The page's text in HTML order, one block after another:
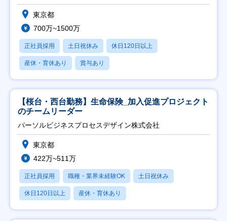
東京都
700万~1500万
正社員採用 土日祝休み 休日120日以上
産休・育休あり 賞与あり
【桜台・西台勤務】生命保険_加入促進プロジェクト
のチームリーダー
パーソルビジネスプロセスデザイン株式会社
東京都
422万~511万
正社員採用 職種・業界未経験OK 土日祝休み
休日120日以上 産休・育休あり